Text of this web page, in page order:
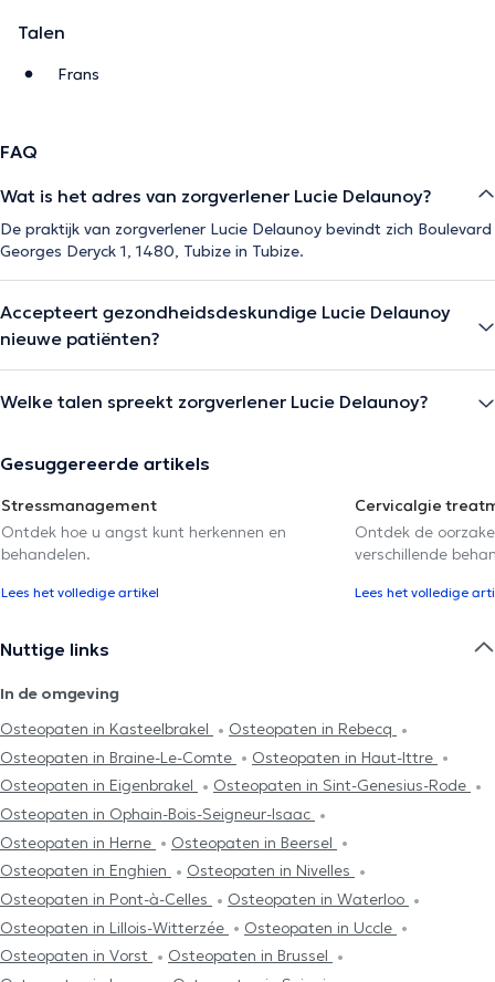
Talen
Frans
FAQ
Wat is het adres van zorgverlener Lucie Delaunoy?
De praktijk van zorgverlener Lucie Delaunoy bevindt zich Boulevard
Georges Deryck 1, 1480, Tubize in Tubize.
Accepteert gezondheidsdeskundige Lucie Delaunoy
nieuwe patiënten?
Welke talen spreekt zorgverlener Lucie Delaunoy?
Gesuggereerde artikels
Stressmanagement
Ontdek hoe u angst kunt herkennen en
behandelen.
Lees het volledige artikel
Cervicalgie
Ontdek de
verschillende
Lees het volledige
Nuttige links
In de omgeving
Osteopaten in Kasteelbrakel
Osteopaten in Rebecq
Osteopaten in Braine-Le-Comte
Osteopaten in Haut-Ittre
Osteopaten in Eigenbrakel
Osteopaten in Sint-Genesius-Rode
Osteopaten in Ophain-Bois-Seigneur-Isaac
Osteopaten in Herne
Osteopaten in Beersel
Osteopaten in Enghien
Osteopaten in Nivelles
Osteopaten in Pont-à-Celles
Osteopaten in Waterloo
Osteopaten in Lillois-Witterzée
Osteopaten in Uccle
Osteopaten in Vorst
Osteopaten in Brussel